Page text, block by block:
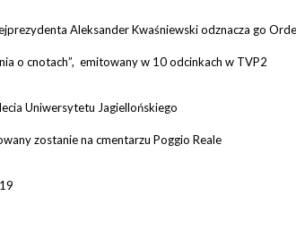
Aleksander Kwaśniewski odznacza go
o cnotach”, emitowany w 10 odcinkach w TVP2
Uniwersytetu Jagiellońskiego
zostanie na cmentarzu Poggio Reale